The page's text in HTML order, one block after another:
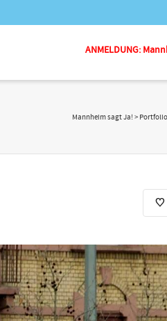
ANMELDUNG:
Mannheim sagt Ja! > Portfolio